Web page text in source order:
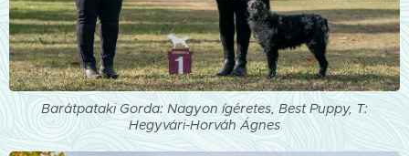
Barátpataki Gorda: Nagyon ígéretes, Best Puppy, T:
Hegyvári-Horváh Ágnes